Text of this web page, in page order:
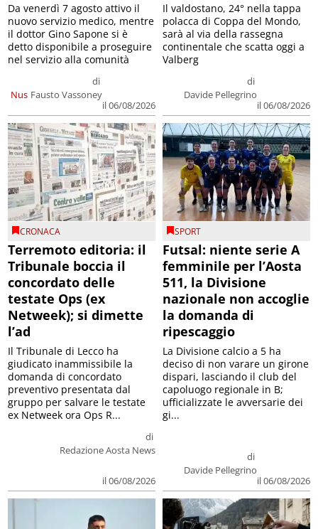
Nus
di
Fausto Vassoney
il 06/08/2026
Da venerdì 7 agosto attivo il
nuovo servizio medico, mentre
il dottor Gino Sapone si è
detto disponibile a proseguire
nel servizio alla comunità
di
Davide Pellegrino
il 06/08/2026
Il valdostano, 24° nella tappa
polacca di Coppa del Mondo,
sarà al via della rassegna
continentale che scatta oggi a
Valberg
CRONACA
Terremoto editoria: il
Tribunale boccia il
concordato delle
testate Ops (ex
Netweek); si dimette
l’ad
di
Redazione Aosta News
il 06/08/2026
Il Tribunale di Lecco ha
giudicato inammissibile la
domanda di concordato
preventivo presentata dal
gruppo per salvare le testate
ex Netweek ora Ops R...
SPORT
Futsal: niente serie A
femminile per l’Aosta
511, la Divisione
nazionale non accoglie
la domanda di
ripescaggio
di
Davide Pellegrino
il 06/08/2026
La Divisione calcio a 5 ha
deciso di non varare un girone
dispari, lasciando il club del
capoluogo regionale in B;
ufficializzate le avversarie dei
gi...